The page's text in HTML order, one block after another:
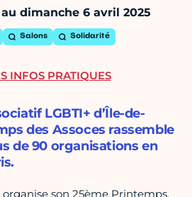
dimanche 6 avril 2025
Salons Solidarité
LGBTI+ d’Île-de-
des Assoces rassemble
de 90 organisations en
organise son 25ème Printemps.
INFOS PRATIQUES